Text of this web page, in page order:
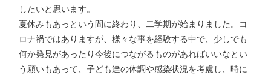
したいと思います。
夏休みもあっという間に終わり、二学期が始まりました。コ
ロナ禍ではありますが、様々な事を経験する中で、少しでも
何か発見があったり今後につながるものがあればいいなとい
う願いもあって、子ども達の体調や感染状況を考慮し、時に